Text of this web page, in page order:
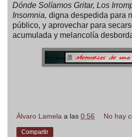
Dónde Solíamos Gritar, Los
Insomnia, digna despedida para
público, y aprovechar para
acumulada y melancolía
Álvaro Lamela a las 0:56 No hay
Compartir